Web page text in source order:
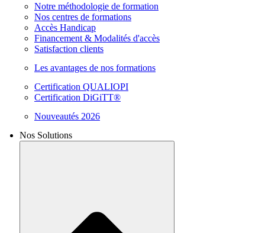
Notre méthodologie de formation
Nos centres de formations
Accès Handicap
Financement & Modalités d'accès
Satisfaction clients
Les avantages de nos formations
Certification QUALIOPI
Certification DiGiTT®
Nouveautés 2026
Nos Solutions